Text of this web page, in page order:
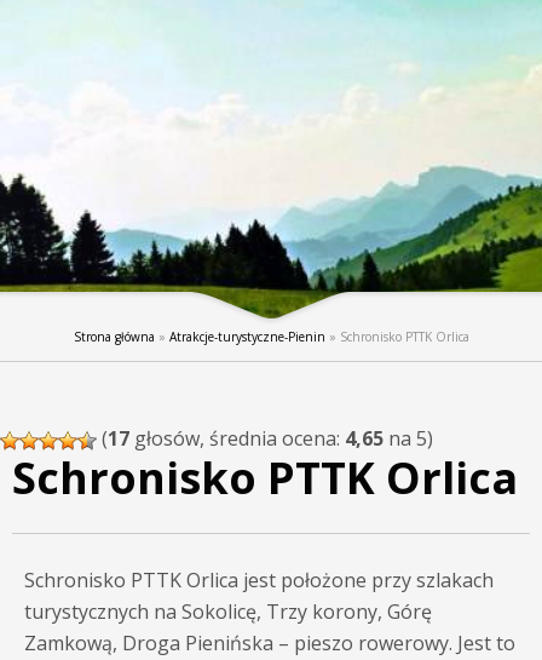
Strona główna » Atrakcje-turystyczne-Pienin » Schronisko PTTK Orlica
(17 głosów, średnia ocena: 4,65 na 5)
Schronisko PTTK Orlica
Schronisko PTTK Orlica jest położone przy szlakach
turystycznych na Sokolicę, Trzy korony, Górę
Zamkową, Droga Pienińska – pieszo rowerowy. Jest to